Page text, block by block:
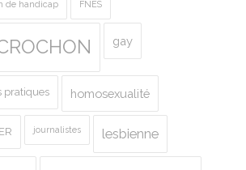
de handicap FNES
gay
pratiques homosexualité
journalistes lesbienne